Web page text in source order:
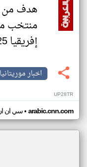
هدف من
منتخب
إفريقيا 2025
اخبار موريتانيا
UP28TR
سي ان• arabic.cnn.com